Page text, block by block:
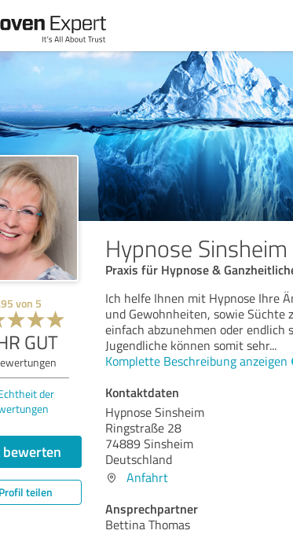
Hypnose Sinsheim
Praxis für Hypnose &
von 5
GUT
der
bewerten
Profil teilen
Ich helfe Ihnen mit Hypnose Ihre
und Gewohnheiten, sowie Süchte
einfach abzunehmen oder endlich
Jugendliche können somit sehr...
Komplette Beschreibung anzeigen
Kontaktdaten
Hypnose Sinsheim
Ringstraße 28
74889 Sinsheim
Deutschland
Anfahrt
Ansprechpartner
Bettina Thomas